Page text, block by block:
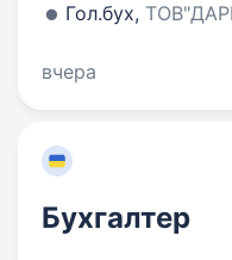
Гол.бух,
вчера
Бухгалтер